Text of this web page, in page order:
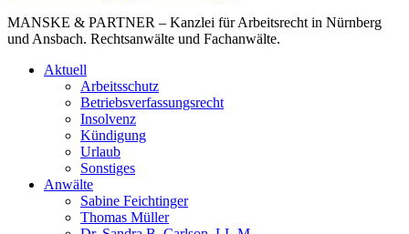
MANSKE & PARTNER – Kanzlei für Arbeitsrecht in Nürnberg
und Ansbach. Rechtsanwälte und Fachanwälte.
Aktuell
Arbeitsschutz
Betriebsverfassungsrecht
Insolvenz
Kündigung
Urlaub
Sonstiges
Anwälte
Sabine Feichtinger
Thomas Müller